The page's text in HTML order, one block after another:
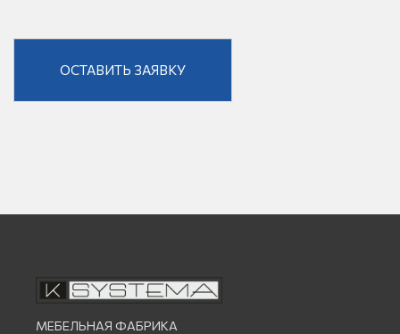
ОСТАВИТЬ ЗАЯВКУ
МЕБЕЛЬНАЯ ФАБРИКА